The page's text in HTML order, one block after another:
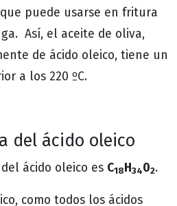
puede usarse en fritura
Así, el aceite de oliva,
de ácido oleico, tiene un
a los 220 ºC.
del ácido oleico
del ácido oleico es C18H3402.
como todos los ácidos